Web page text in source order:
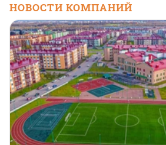
НОВОСТИ КОМПАНИЙ